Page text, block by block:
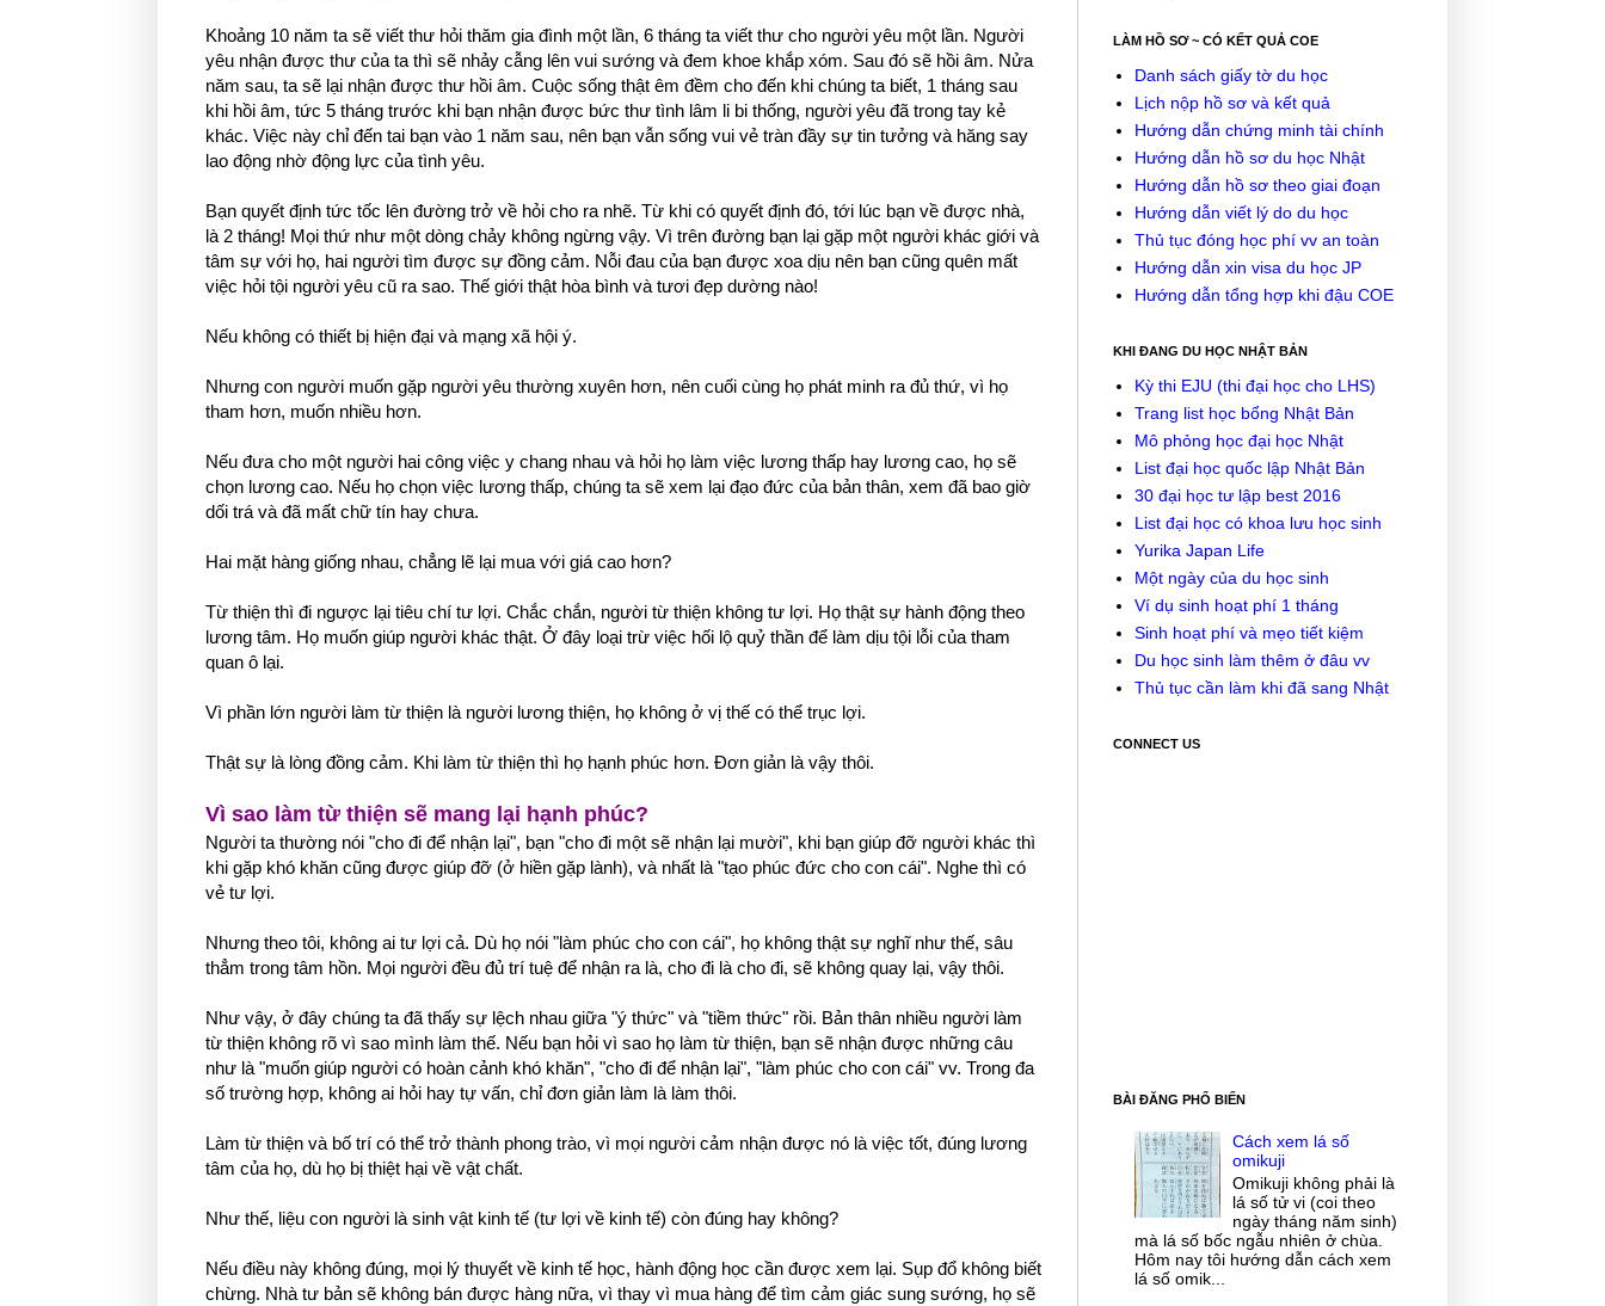
Khoảng 10 năm ta sẽ viết thư hỏi thăm gia đình một lần, 6 tháng ta viết thư cho người yêu một lần. Người
yêu nhận được thư của ta thì sẽ nhảy cẫng lên vui sướng và đem khoe khắp xóm. Sau đó sẽ hồi âm. Nửa
năm sau, ta sẽ lại nhận được thư hồi âm. Cuộc sống thật êm đềm cho đến khi chúng ta biết, 1 tháng sau
khi hồi âm, tức 5 tháng trước khi bạn nhận được bức thư tình lâm li bi thống, người yêu đã trong tay kẻ
khác. Việc này chỉ đến tai bạn vào 1 năm sau, nên bạn vẫn sống vui vẻ tràn đầy sự tin tưởng và hăng say
lao động nhờ động lực của tình yêu.
Bạn quyết định tức tốc lên đường trở về hỏi cho ra nhẽ. Từ khi có quyết định đó, tới lúc bạn về được nhà,
là 2 tháng! Mọi thứ như một dòng chảy không ngừng vậy. Vì trên đường bạn lại gặp một người khác giới và
tâm sự với họ, hai người tìm được sự đồng cảm. Nỗi đau của bạn được xoa dịu nên bạn cũng quên mất
việc hỏi tội người yêu cũ ra sao. Thế giới thật hòa bình và tươi đẹp dường nào!
Nếu không có thiết bị hiện đại và mạng xã hội ý.
Nhưng con người muốn gặp người yêu thường xuyên hơn, nên cuối cùng họ phát minh ra đủ thứ, vì họ
tham hơn, muốn nhiều hơn.
Nếu đưa cho một người hai công việc y chang nhau và hỏi họ làm việc lương thấp hay lương cao, họ sẽ
chọn lương cao. Nếu họ chọn việc lương thấp, chúng ta sẽ xem lại đạo đức của bản thân, xem đã bao giờ
dối trá và đã mất chữ tín hay chưa.
Hai mặt hàng giống nhau, chẳng lẽ lại mua với giá cao hơn?
Từ thiện thì đi ngược lại tiêu chí tư lợi. Chắc chắn, người từ thiện không tư lợi. Họ thật sự hành động theo
lương tâm. Họ muốn giúp người khác thật. Ở đây loại trừ việc hối lộ quỷ thần để làm dịu tội lỗi của tham
quan ô lại.
Vì phần lớn người làm từ thiện là người lương thiện, họ không ở vị thế có thể trục lợi.
Thật sự là lòng đồng cảm. Khi làm từ thiện thì họ hạnh phúc hơn. Đơn giản là vậy thôi.
Vì sao làm từ thiện sẽ mang lại hạnh phúc?
Người ta thường nói "cho đi để nhận lại", bạn "cho đi một sẽ nhận lại mười", khi bạn giúp đỡ người khác thì
khi gặp khó khăn cũng được giúp đỡ (ở hiền gặp lành), và nhất là "tạo phúc đức cho con cái". Nghe thì có
vẻ tư lợi.
Nhưng theo tôi, không ai tư lợi cả. Dù họ nói "làm phúc cho con cái", họ không thật sự nghĩ như thế, sâu
thẳm trong tâm hồn. Mọi người đều đủ trí tuệ để nhận ra là, cho đi là cho đi, sẽ không quay lại, vậy thôi.
Như vậy, ở đây chúng ta đã thấy sự lệch nhau giữa "ý thức" và "tiềm thức" rồi. Bản thân nhiều người làm
từ thiện không rõ vì sao mình làm thế. Nếu bạn hỏi vì sao họ làm từ thiện, bạn sẽ nhận được những câu
như là "muốn giúp người có hoàn cảnh khó khăn", "cho đi để nhận lại", "làm phúc cho con cái" vv. Trong đa
số trường hợp, không ai hỏi hay tự vấn, chỉ đơn giản làm là làm thôi.
Làm từ thiện và bố trí có thể trở thành phong trào, vì mọi người cảm nhận được nó là việc tốt, đúng lương
tâm của họ, dù họ bị thiệt hại về vật chất.
Như thế, liệu con người là sinh vật kinh tế (tư lợi về kinh tế) còn đúng hay không?
Nếu điều này không đúng, mọi lý thuyết về kinh tế học, hành động học cần được xem lại. Sụp đổ không biết
chừng. Nhà tư bản sẽ không bán được hàng nữa, vì thay vì mua hàng để tìm cảm giác sung sướng, họ sẽ
LÀM HỒ SƠ ~ CÓ KẾT QUẢ COE
Danh sách giấy tờ du học
Lịch nộp hồ sơ và kết quả
Hướng dẫn chứng minh tài chính
Hướng dẫn hồ sơ du học Nhật
Hướng dẫn hồ sơ theo giai đoạn
Hướng dẫn viết lý do du học
Thủ tục đóng học phí vv an toàn
Hướng dẫn xin visa du học JP
Hướng dẫn tổng hợp khi đậu COE
KHI ĐANG DU HỌC NHẬT BẢN
Kỳ thi EJU (thi đại học cho LHS)
Trang list học bổng Nhật Bản
Mô phỏng học đại học Nhật
List đại học quốc lập Nhật Bản
30 đại học tư lập best 2016
List đại học có khoa lưu học sinh
Yurika Japan Life
Một ngày của du học sinh
Ví dụ sinh hoạt phí 1 tháng
Sinh hoạt phí và mẹo tiết kiệm
Du học sinh làm thêm ở đâu vv
Thủ tục cần làm khi đã sang Nhật
CONNECT US
BÀI ĐĂNG PHỔ BIẾN
Cách xem lá số
omikuji
Omikuji không phải là
lá số tử vi (coi theo
ngày tháng năm sinh)
mà lá số bốc ngẫu nhiên ở chùa.
Hôm nay tôi hướng dẫn cách xem
lá số omik...